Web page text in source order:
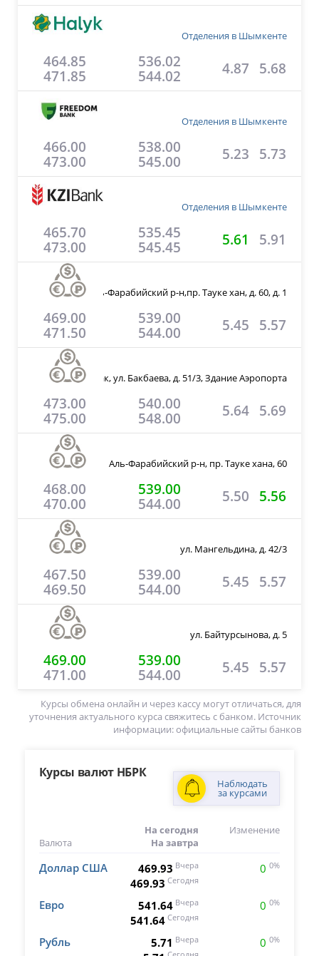
Отделения в Шымкенте
464.85
471.85
536.02
544.02
4.87 5.68
Отделения в Шымкенте
466.00
473.00
538.00
545.00
5.23 5.73
Отделения в Шымкенте
465.70
473.00
535.45
545.45
5.61 5.91
Аль-Фарабийский р-н,пр. Тауке хан, д. 60, д. 1
469.00
471.50
539.00
544.00
5.45 5.57
мкр. Ынтымак, ул. Бакбаева, д. 51/3, Здание Аэропорта
473.00
475.00
540.00
548.00
5.64 5.69
Аль-Фарабийский р-н, пр. Тауке хана, 60
468.00
470.00
539.00
544.00
5.50 5.56
ул. Мангельдина, д. 42/3
467.50
469.50
539.00
544.00
5.45 5.57
ул. Байтурсынова, д. 5
469.00
471.00
539.00
544.00
5.45 5.57
Курсы обмена онлайн и через кассу могут отличаться, для
уточнения актуального курса свяжитесь с банком. Источник
информации: официальные сайты банков
Курсы валют НБРК
Наблюдать
за курсами
Валюта
На сегодня
На завтра
Изменение
Доллар США 469.93 Вчера
469.93 Сегодня
00%
Евро 541.64 Вчера
541.64 Сегодня
00%
Рубль 5.71 Вчера 00%